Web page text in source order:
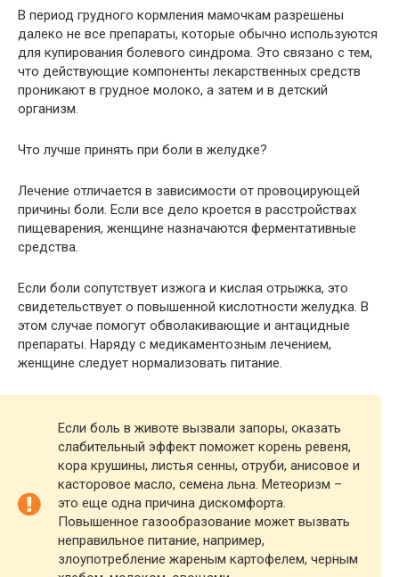
В период грудного кормления мамочкам разрешены
далеко не все препараты, которые обычно используются
для купирования болевого синдрома. Это связано с тем,
что действующие компоненты лекарственных средств
проникают в грудное молоко, а затем и в детский
организм.
Что лучше принять при боли в желудке?
Лечение отличается в зависимости от провоцирующей
причины боли. Если все дело кроется в расстройствах
пищеварения, женщине назначаются ферментативные
средства.
Если боли сопутствует изжога и кислая отрыжка, это
свидетельствует о повышенной кислотности желудка. В
этом случае помогут обволакивающие и антацидные
препараты. Наряду с медикаментозным лечением,
женщине следует нормализовать питание.
Если боль в животе вызвали запоры, оказать
слабительный эффект поможет корень ревеня,
кора крушины, листья сенны, отруби, анисовое и
касторовое масло, семена льна. Метеоризм –
это еще одна причина дискомфорта.
Повышенное газообразование может вызвать
неправильное питание, например,
злоупотребление жареным картофелем, черным